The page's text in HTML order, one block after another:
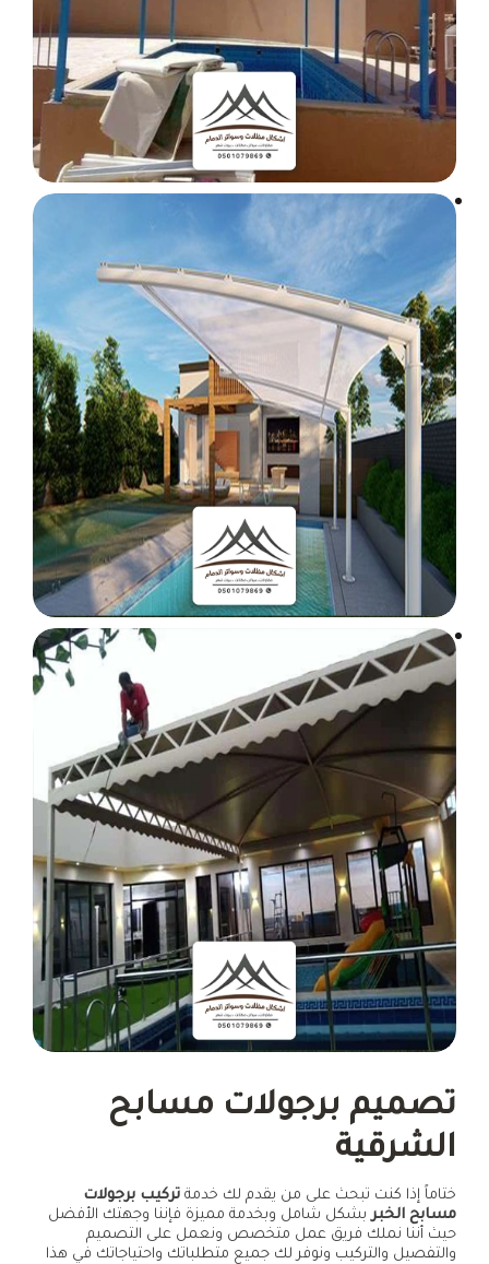
تصميم برجولات مسابح
الشرقية
ختاماً إذا كنت تبحث على من يقدم لك خدمة تركيب برجولات
مسابح الخبربشكل شامل وبخدمة مميزة فإننا وجهتك الأفضل
حيث أننا نملك فريق عمل متخصص ونعمل على التصميم
والتفصيل والتركيب ونوفر لك جميع متطلباتك واحتياجاتك في هذا